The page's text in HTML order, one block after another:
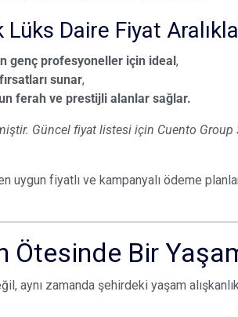
Daire Fiyat
genç profesyoneller için ideal ,
sunar,
ferah ve prestijli alanlar sağlar.
Güncel fiyat listesi için Cuento Group
uygun fiyatlı ve kampanyalı ödeme
Ötesinde Bir
aynı zamanda şehirdeki yaşam